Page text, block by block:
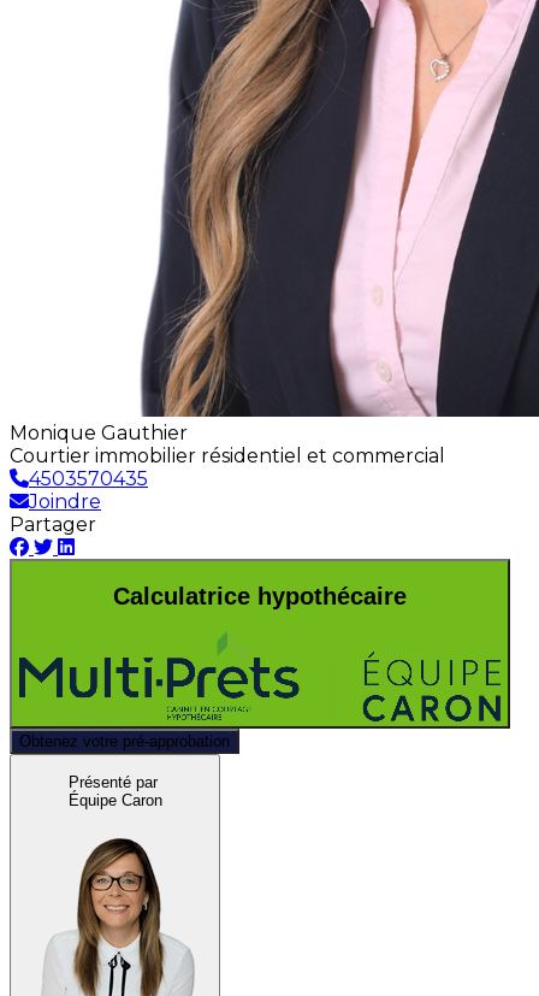
Monique Gauthier
Courtier immobilier résidentiel et commercial
4503570435
Joindre
Partager
Calculatrice hypothécaire
Obtenez votre pré-approbation
Présenté par
Équipe Caron